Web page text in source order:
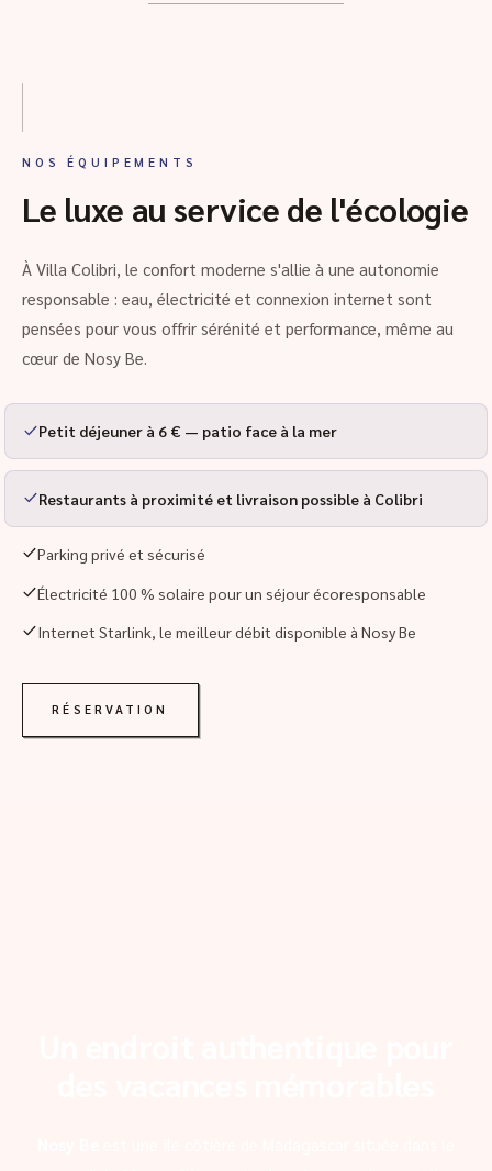
NOS ÉQUIPEMENTS
Le luxe au service de l'écologie
À Villa Colibri, le confort moderne s'allie à une autonomie
responsable : eau, électricité et connexion internet sont
pensées pour vous offrir sérénité et performance, même au
cœur de Nosy Be.
Petit déjeuner à 6 € — patio face à la mer
Restaurants à proximité et livraison possible à Colibri
Parking privé et sécurisé
Électricité 100 % solaire pour un séjour écoresponsable
Internet Starlink, le meilleur débit disponible à Nosy Be
RÉSERVATION